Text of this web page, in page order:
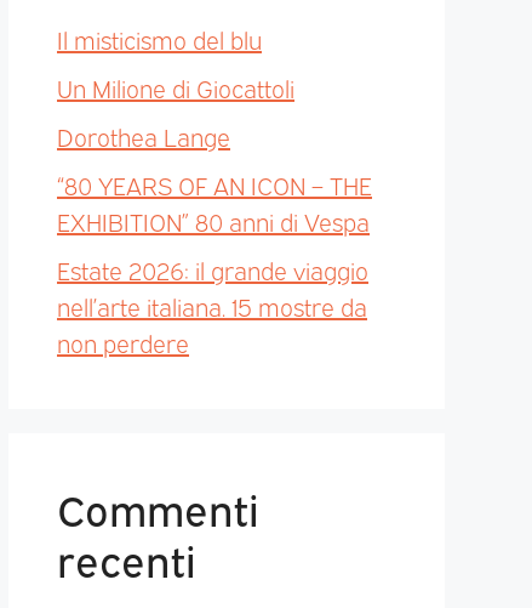
Il misticismo del blu
Un Milione di Giocattoli
Dorothea Lange
“80 YEARS OF AN ICON – THE
EXHIBITION” 80 anni di Vespa
Estate 2026: il grande viaggio
nell’arte italiana. 15 mostre da
non perdere
Commenti
recenti